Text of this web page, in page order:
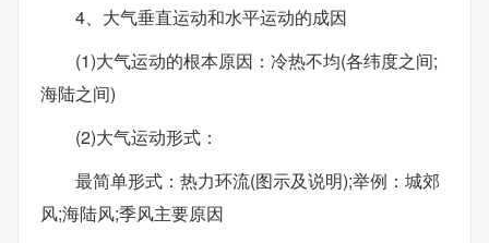
4、大气垂直运动和水平运动的成因
(1)大气运动的根本原因：冷热不均(各纬度之间;
海陆之间)
(2)大气运动形式：
最简单形式：热力环流(图示及说明);举例：城郊
风;海陆风;季风主要原因